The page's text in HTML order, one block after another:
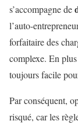
s’accompagne de
l’auto-
forfaitaire des
complexe. En plus
toujours facile
Par conséquent,
risqué, car les